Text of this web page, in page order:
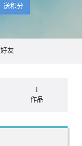
送积分
好友
1
作品